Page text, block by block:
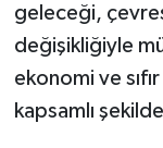
geleceği,
değişikliğiyle
ekonomi ve
kapsamlı